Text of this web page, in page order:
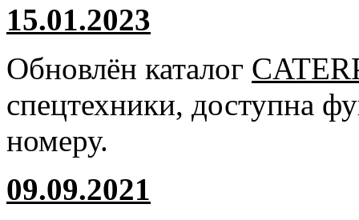
15.01.2023
Обновлён каталог
спецтехники, доступна
номеру.
09.09.2021